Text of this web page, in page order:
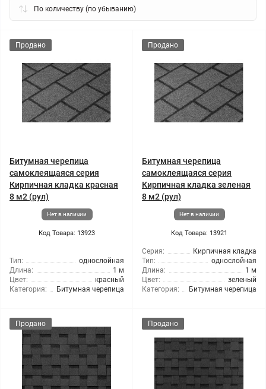
Продано
Битумная черепица
самоклеящаяся серия
Кирпичная кладка красная
8 м2 (рул)
Нет в наличии
Код Товара: 13923
Тип:
однослойная
Длина:
1 м
Цвет:
красный
Категория:
Битумная черепица
Продано
Битумная черепица
самоклеящаяся серия
Кирпичная кладка зеленая
8 м2 (рул)
Нет в наличии
Код Товара: 13921
Серия:
Кирпичная кладка
Тип:
однослойная
Длина:
1 м
Цвет:
зеленый
Категория:
Битумная черепица
Продано Продано